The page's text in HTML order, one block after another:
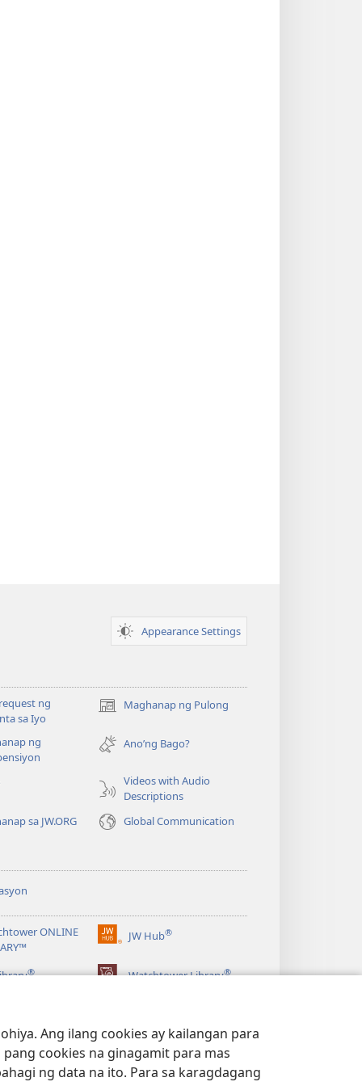
Ang ilang cookies ay kailangan para
cookies na ginagamit para mas
ng data na ito. Para sa karagdagang
Appearance Settings
ng
sa Iyo
Maghanap ng Pulong
(may
na
bagong
window)
ng
Ano’ng Bago?
Videos with Audio
Descriptions
sa JW.ORG
Global Communication
ONLINE
JW Hub®
(may
na
® Watchtower Library®